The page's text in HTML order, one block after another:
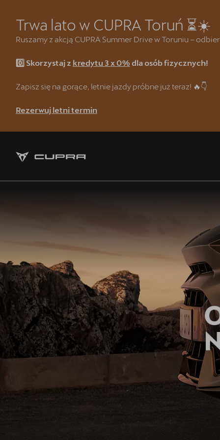
Trwa lato w CUPRA Toruń ⏳☀️
Ruszamy z akcją CUPRA Summer Drive w Toruniu –
0️⃣ Skorzystaj z kredytu 3 x 0% dla osób fizycznych!
Zapisz się na gorące, letnie jazdy próbne już teraz! 🔥👇
Rezerwuj letni termin
Strona główna
Kredyt klasyczny 3 x 0%
CUPRA Summer Drive 🌴
CUPRA Formentor e-Hybrid
Wyprzedaż samochodów
Wiosenny Reset Klimatyzacji
Poznaj nas!
Modele Cupra - Modele 2026
Nowa CUPRA Raval
CUPRA Formentor
Cupra Formentor VZ5
CUPRA Terramar
Cupra Leon
CUPRA Leon Sportstourer